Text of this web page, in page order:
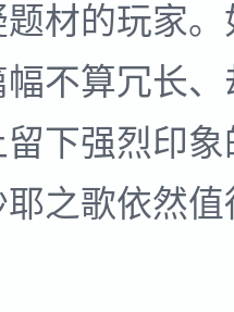
材的玩家
不算冗长
下强烈印
之歌依然